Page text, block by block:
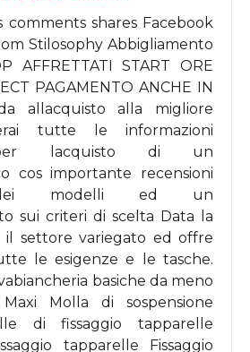
comments shares Facebook
Stilosophy Abbigliamento
AFFRETTATI START ORE
PAGAMENTO ANCHE IN
allacquisto alla migliore
tutte le informazioni
per lacquisto di un
cos importante recensioni
dei modelli ed un
sui criteri di scelta Data la
il settore variegato ed offre
le esigenze e le tasche.
basiche da meno
Molla di sospensione
di fissaggio tapparelle
tapparelle Fissaggio